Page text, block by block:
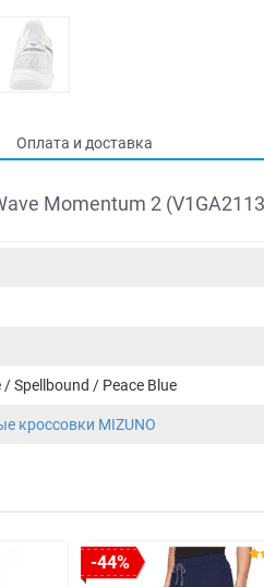
Оплата и доставка
Momentum 2
/ Spellbound / Peace Blue
кроссовки MIZUNO
-44%